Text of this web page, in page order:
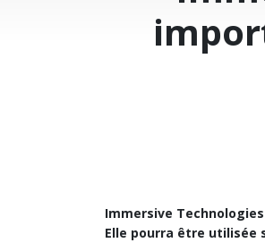
Immersive
Elle pourra être utilisée